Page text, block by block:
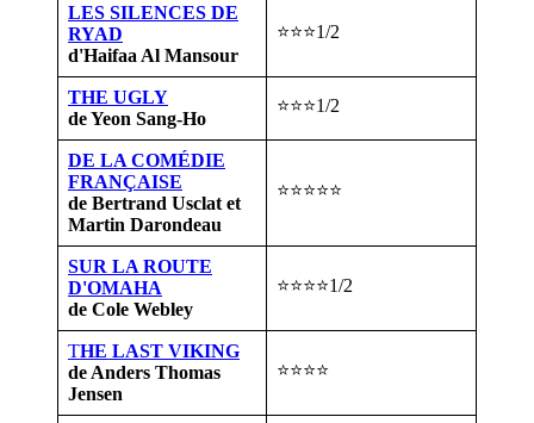
LES SILENCES DE
RYAD
d'Haifaa Al Mansour
⭐⭐⭐1/2
THE UGLY
de Yeon Sang-Ho
⭐⭐⭐1/2
DE LA COMÉDIE
FRANÇAISE
de Bertrand Usclat et
Martin Darondeau
⭐⭐⭐⭐⭐
SUR LA ROUTE
D'OMAHA
de Cole Webley
⭐⭐⭐⭐1/2
THE LAST VIKING
de Anders Thomas
Jensen
⭐⭐⭐⭐